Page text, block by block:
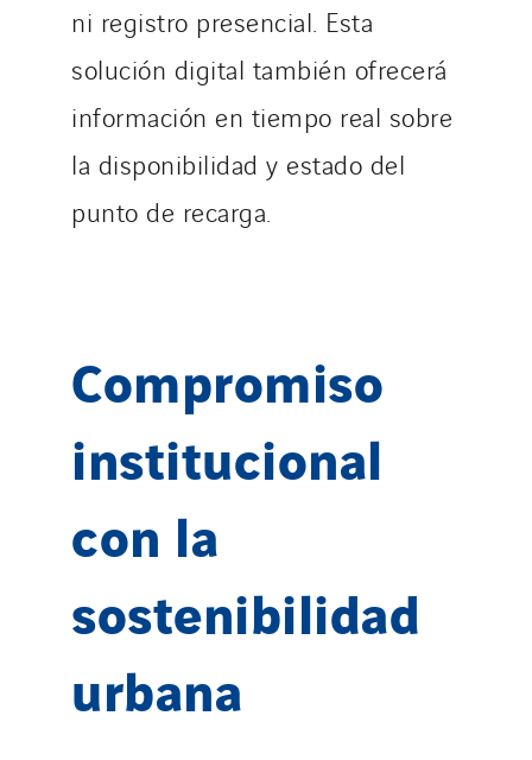
ni registro presencial. Esta
solución digital también ofrecerá
información en tiempo real sobre
la disponibilidad y estado del
punto de recarga.
Compromiso
institucional
con la
sostenibilidad
urbana